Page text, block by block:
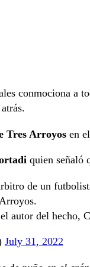
conmociona a
Tres Arroyos en
quien señaló
de un
autor del hecho,
July 31, 2022